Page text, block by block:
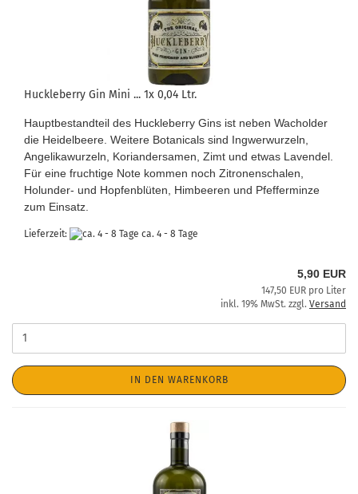
Huckleberry Gin Mini ... 1x 0,04 Ltr.
Hauptbestandteil des Huckleberry Gins ist neben Wacholder
die Heidelbeere. Weitere Botanicals sind Ingwerwurzeln,
Angelikawurzeln, Koriandersamen, Zimt und etwas Lavendel.
Für eine fruchtige Note kommen noch Zitronenschalen,
Holunder- und Hopfenblüten, Himbeeren und Pfefferminze
zum Einsatz.
Lieferzeit: ca. 4 - 8 Tage
5,90 EUR
147,50 EUR pro Liter
inkl. 19% MwSt. zzgl. Versand
IN DEN WARENKORB